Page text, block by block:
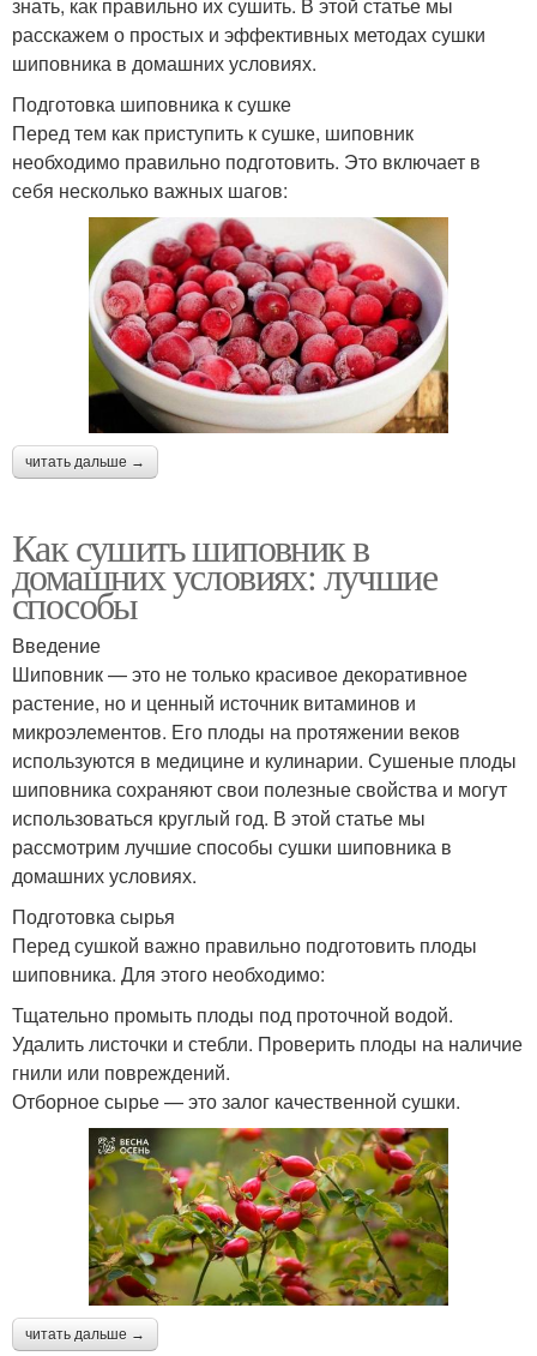
расскажем о простых и эффективных методах сушки
шиповника в домашних условиях.
Подготовка шиповника к сушке
Перед тем как приступить к сушке, шиповник
необходимо правильно подготовить. Это включает в
себя несколько важных шагов:
читать дальше →
Как сушить шиповник в
домашних условиях: лучшие
способы
Введение
Шиповник — это не только красивое декоративное
растение, но и ценный источник витаминов и
микроэлементов. Его плоды на протяжении веков
используются в медицине и кулинарии. Сушеные плоды
шиповника сохраняют свои полезные свойства и могут
использоваться круглый год. В этой статье мы
рассмотрим лучшие способы сушки шиповника в
домашних условиях.
Подготовка сырья
Перед сушкой важно правильно подготовить плоды
шиповника. Для этого необходимо:
Тщательно промыть плоды под проточной водой.
Удалить листочки и стебли. Проверить плоды на наличие
гнили или повреждений.
Отборное сырье — это залог качественной сушки.
читать дальше →